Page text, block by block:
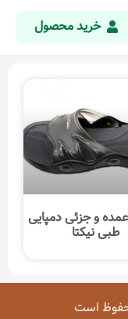
خرید محصول
و جزئی دمپایی
طبی نیکتا
است